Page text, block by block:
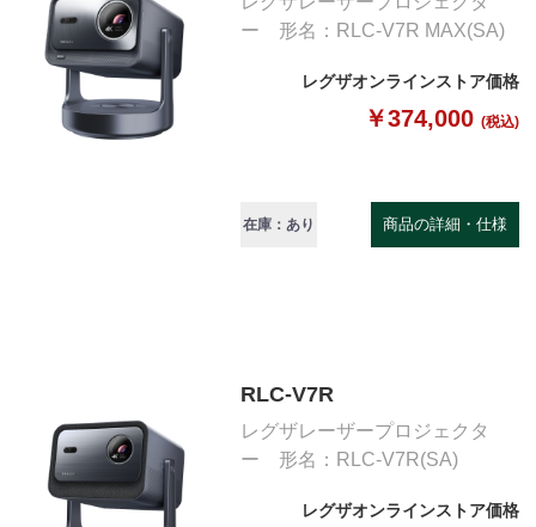
ー 形名：RLC-V7R MAX(SA)
レグザオンラインストア価格
￥374,000 (税込)
在庫：あり 商品の詳細・仕様
RLC-V7R
レグザレーザープロジェクタ
ー 形名：RLC-V7R(SA)
レグザオンラインストア価格